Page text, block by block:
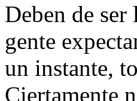
Deben de
gente
un instante,
Ciertamente